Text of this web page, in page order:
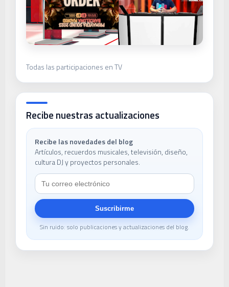
Todas las participaciones en TV
Recibe nuestras actualizaciones
Recibe las novedades del blog
Artículos, recuerdos musicales, televisión, diseño,
cultura DJ y proyectos personales.
Suscribirme
Sin ruido: solo publicaciones y actualizaciones del blog.